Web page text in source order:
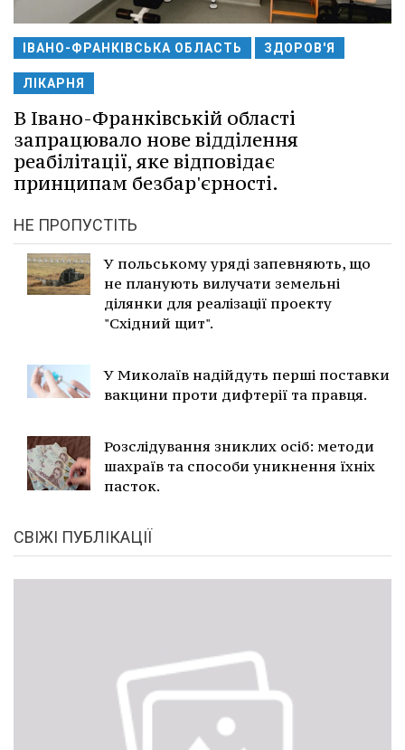
ІВАНО-ФРАНКІВСЬКА ОБЛАСТЬ ЗДОРОВ'Я
ЛІКАРНЯ
В Івано-Франківській області
запрацювало нове відділення
реабілітації, яке відповідає
принципам безбар'єрності.
НЕ ПРОПУСТІТЬ
У польському уряді запевняють, що
не планують вилучати земельні
ділянки для реалізації проекту
"Східний щит".
У Миколаїв надійдуть перші поставки
вакцини проти дифтерії та правця.
Розслідування зниклих осіб: методи
шахраїв та способи уникнення їхніх
пасток.
СВІЖІ ПУБЛІКАЦІЇ